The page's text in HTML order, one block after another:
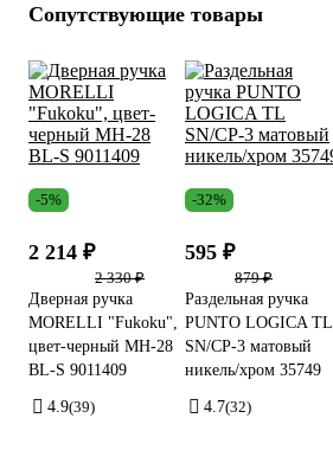
Сопутствующие товары
-5%
2 214 ₽
2 330 ₽
Дверная ручка
MORELLI "Fukoku",
цвет-черный MH-28
BL-S 9011409
4.9(39)
-32%
595 ₽
879 ₽
Раздельная ручка
PUNTO LOGICA TL
SN/CP-3 матовый
никель/хром 35749
4.7(32)